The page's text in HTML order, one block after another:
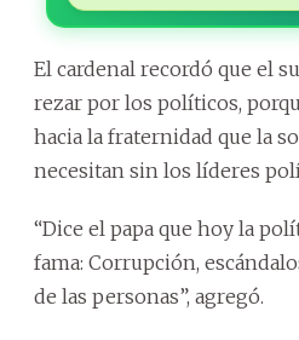
El cardenal recordó que el
rezar por los políticos,
hacia la fraternidad que la
necesitan sin los líderes
“Dice el papa que hoy la
fama: Corrupción,
de las personas”, agregó.